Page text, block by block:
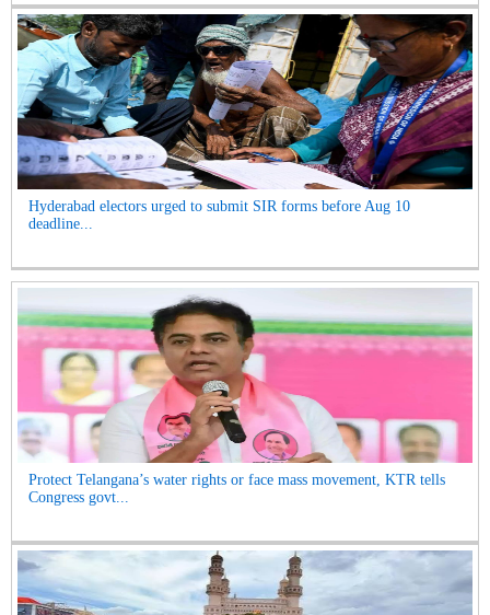
Hyderabad electors urged to submit SIR forms before Aug 10
deadline...
Protect Telangana’s water rights or face mass movement, KTR tells
Congress govt...